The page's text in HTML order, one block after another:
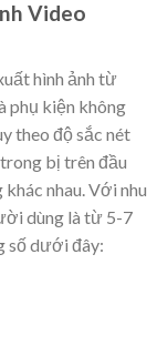
Video
hình ảnh từ
phụ kiện không
theo độ sắc nét
bị trên đầu
nhau. Với nhu
dùng là từ 5-7
số dưới đây: